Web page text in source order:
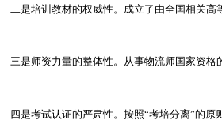
二是培训教材的权威性。成立了由全国相关高
三是师资力量的整体性。从事物流师国家资格
四是考试认证的严肃性。按照“考培分离”的原